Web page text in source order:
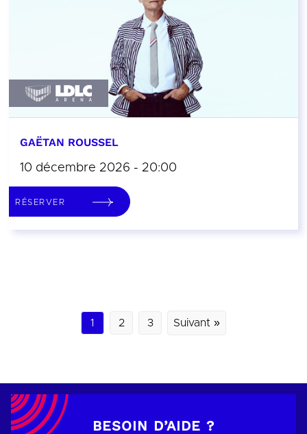
GAËTAN ROUSSEL
10 décembre 2026 - 20:00
RÉSERVER
1 2 3 Suivant »
BESOIN D’AIDE ?